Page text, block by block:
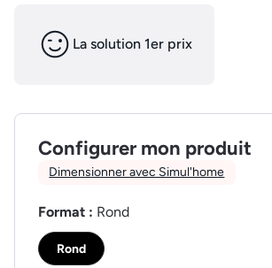
La solution 1er prix
Configurer mon produit
Dimensionner avec Simul'home
Format : Rond
Rond